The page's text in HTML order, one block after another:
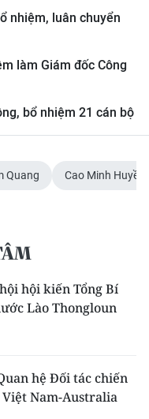
nhiệm, luân chuyển
làm Giám đốc Công
bổ nhiệm 21 cán bộ
Quang Cao Minh Huyền
hội kiến Tổng Bí
Lào Thongloun
hệ Đối tác chiến
Nam-Australia